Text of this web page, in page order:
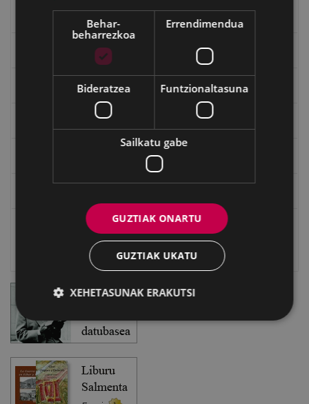
"Gure Herria" aldizkaria
Txostenak eta dokumentuak
Eibarko Idazlanen Datu-basea
Behar-
beharrezkoa
Errendimendua
Bideratzea Funtzionaltasuna
Sailkatu gabe
GUZTIAK ONARTU
GUZTIAK UKATU
XEHETASUNAK ERAKUTSI